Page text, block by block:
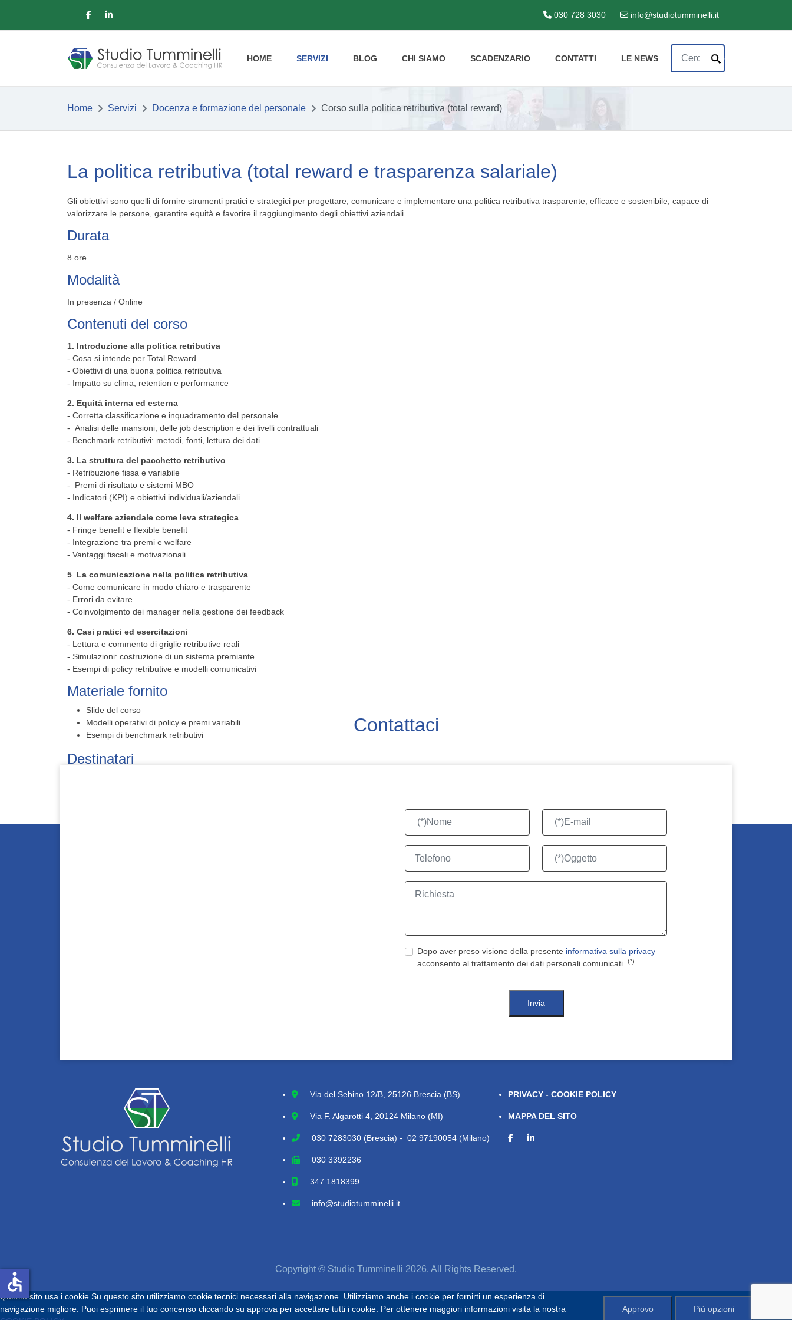
030 728 3030 info@studiotumminelli.it
HOME SERVIZI BLOG CHI SIAMO SCADENZARIO CONTATTI LE NEWS
Cerca
Cerca
Home Servizi Docenza e formazione del personale Corso sulla politica retributiva (total reward)
La politica retributiva (total reward e trasparenza salariale)
Gli obiettivi sono quelli di fornire strumenti pratici e strategici per progettare, comunicare e implementare una politica retributiva trasparente, efficace e sostenibile, capace di
valorizzare le persone, garantire equità e favorire il raggiungimento degli obiettivi aziendali.
Durata
8 ore
Modalità
In presenza / Online
Contenuti del corso
1. Introduzione alla politica retributiva
- Cosa si intende per Total Reward
- Obiettivi di una buona politica retributiva
- Impatto su clima, retention e performance
2. Equità interna ed esterna
- Corretta classificazione e inquadramento del personale
- Analisi delle mansioni, delle job description e dei livelli contrattuali
- Benchmark retributivi: metodi, fonti, lettura dei dati
3. La struttura del pacchetto retributivo
- Retribuzione fissa e variabile
- Premi di risultato e sistemi MBO
- Indicatori (KPI) e obiettivi individuali/aziendali
4. Il welfare aziendale come leva strategica
- Fringe benefit e flexible benefit
- Integrazione tra premi e welfare
- Vantaggi fiscali e motivazionali
5 La comunicazione nella politica retributiva
- Come comunicare in modo chiaro e trasparente
- Errori da evitare
- Coinvolgimento dei manager nella gestione dei feedback
6. Casi pratici ed esercitazioni
- Lettura e commento di griglie retributive reali
- Simulazioni: costruzione di un sistema premiante
- Esempi di policy retributive e modelli comunicativi
Materiale fornito
Slide del corso
Modelli operativi di policy e premi variabili
Esempi di benchmark retributivi
Destinatari
Contattaci
Dopo aver preso visione della presente informativa sulla privacy
acconsento al trattamento dei dati personali comunicati. (*)
Invia
Via del Sebino 12/B, 25126 Brescia (BS)
Via F. Algarotti 4, 20124 Milano (MI)
030 7283030(Brescia) - 02 97190054 (Milano)
030 3392236
347 1818399
info@studiotumminelli.it
PRIVACY - COOKIE POLICY
MAPPA DEL SITO
Copyright © Studio Tumminelli 2026. All Rights Reserved.
Questo sito usa i cookie Su questo sito utilizziamo cookie tecnici necessari alla navigazione. Utilizziamo anche i cookie per fornirti un esperienza di
navigazione migliore. Puoi esprimere il tuo concenso cliccando su approva per accettare tutti i cookie. Per ottenere maggiori informazioni visita la nostra
Approvo Più opzioni
accessible